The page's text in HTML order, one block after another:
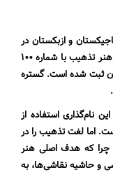
و ازبکستان در
فهرست جهانی میراث ناملموس یونسکو ثبت شد.هنر تذهیب با شماره ۱۰۰
ملی ایران ثبت شده است. گستره
نام‌گذاری استفاده از
اما لغت تذهیب را در
چرا که هدف اصلی هنر
و حاشیه نقاشی‌ها، به